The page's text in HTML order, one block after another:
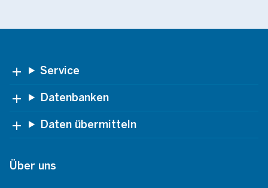
Footer Service
Datenbanken
Daten übermitteln
Über uns